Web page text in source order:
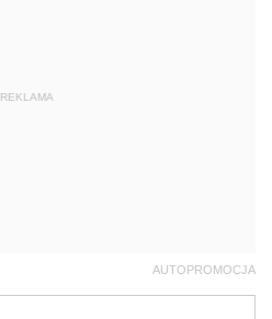
REKLAMA
AUTOPROMOCJA